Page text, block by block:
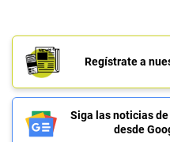
Regístrate a
Siga las noticias de
desde